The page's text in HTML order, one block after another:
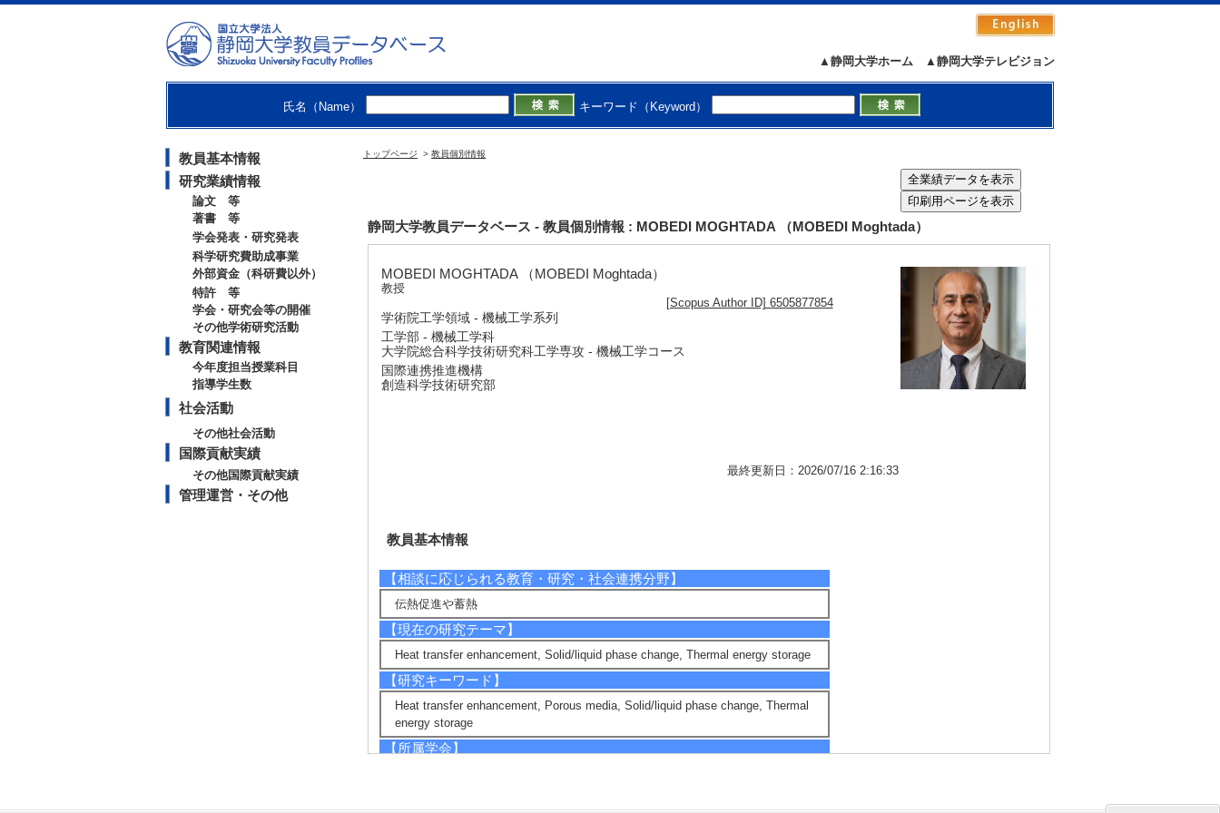
▲静岡大学テレビジョン
▲静岡大学ホーム
氏名（Name） キーワード（Keyword）
教員基本情報
研究業績情報
論文 等
著書 等
学会発表・研究発表
科学研究費助成事業
外部資金（科研費以外）
特許 等
学会・研究会等の開催
その他学術研究活動
教育関連情報
今年度担当授業科目
指導学生数
社会活動
その他社会活動
国際貢献実績
その他国際貢献実績
管理運営・その他
トップページ > 教員個別情報
静岡大学教員データベース - 教員個別情報 : MOBEDI MOGHTADA （MOBEDI Moghtada）
MOBEDI MOGHTADA （MOBEDI Moghtada）
教授
[Scopus Author ID] 6505877854
学術院工学領域 - 機械工学系列
工学部 - 機械工学科
大学院総合科学技術研究科工学専攻 - 機械工学コース
国際連携推進機構
創造科学技術研究部
最終更新日：2026/07/16 2:16:33
教員基本情報
【相談に応じられる教育・研究・社会連携分野】
伝熱促進や蓄熱
【現在の研究テーマ】
Heat transfer enhancement, Solid/liquid phase change, Thermal energy storage
【研究キーワード】
Heat transfer enhancement, Porous media, Solid/liquid phase change, Thermal
energy storage
【所属学会】